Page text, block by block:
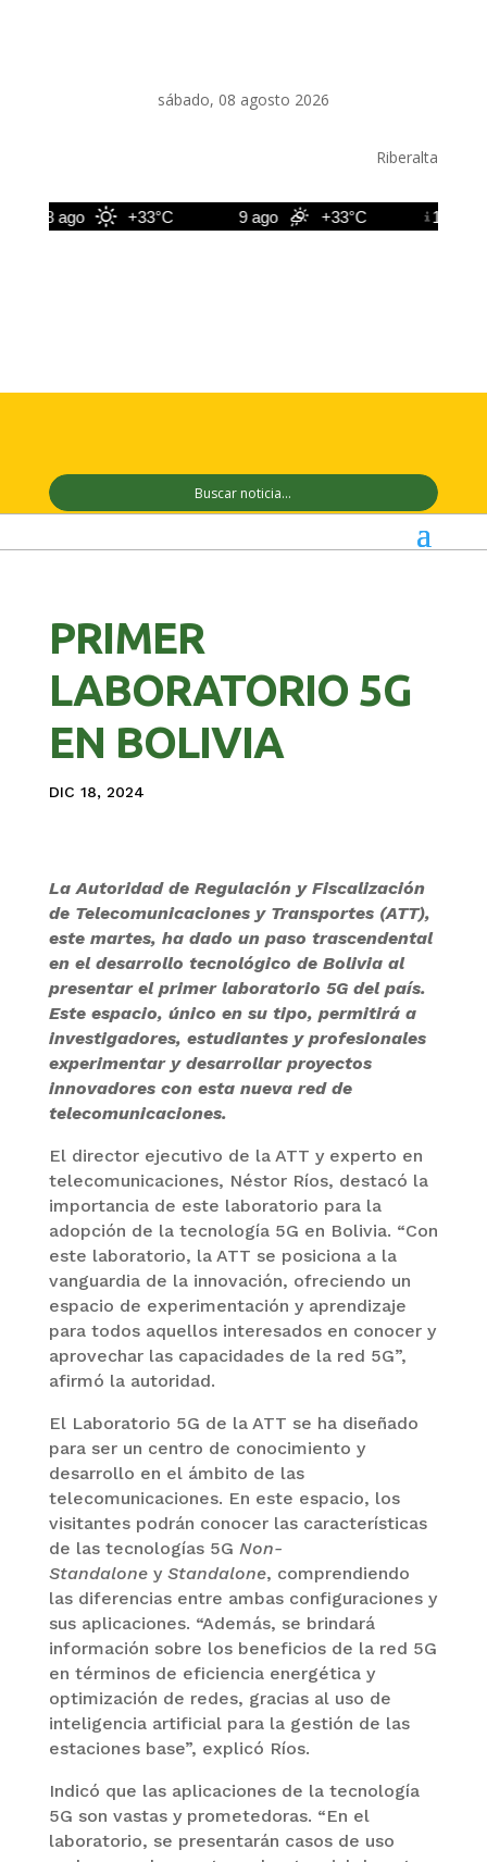
sábado, 08 agosto 2026
Riberalta
8 ago +33°C 9 ago +33°C 10 ago
PRIMER
LABORATORIO 5G
EN BOLIVIA
DIC 18, 2024
La Autoridad de Regulación y Fiscalización
de Telecomunicaciones y Transportes (ATT),
este martes, ha dado un paso trascendental
en el desarrollo tecnológico de Bolivia al
presentar el primer laboratorio 5G del país.
Este espacio, único en su tipo, permitirá a
investigadores, estudiantes y profesionales
experimentar y desarrollar proyectos
innovadores con esta nueva red de
telecomunicaciones.
El director ejecutivo de la ATT y experto en
telecomunicaciones, Néstor Ríos, destacó la
importancia de este laboratorio para la
adopción de la tecnología 5G en Bolivia. “Con
este laboratorio, la ATT se posiciona a la
vanguardia de la innovación, ofreciendo un
espacio de experimentación y aprendizaje
para todos aquellos interesados en conocer y
aprovechar las capacidades de la red 5G”,
afirmó la autoridad.
El Laboratorio 5G de la ATT se ha diseñado
para ser un centro de conocimiento y
desarrollo en el ámbito de las
telecomunicaciones. En este espacio, los
visitantes podrán conocer las características
de las tecnologías 5G Non-
Standalone yStandalone, comprendiendo
las diferencias entre ambas configuraciones y
sus aplicaciones. “Además, se brindará
información sobre los beneficios de la red 5G
en términos de eficiencia energética y
optimización de redes, gracias al uso de
inteligencia artificial para la gestión de las
estaciones base”, explicó Ríos.
Indicó que las aplicaciones de la tecnología
5G son vastas y prometedoras. “En el
laboratorio, se presentarán casos de uso